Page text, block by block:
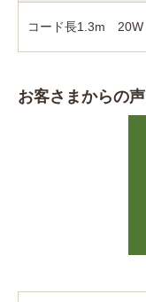
コード長1.3m 20W
お客さまからの声